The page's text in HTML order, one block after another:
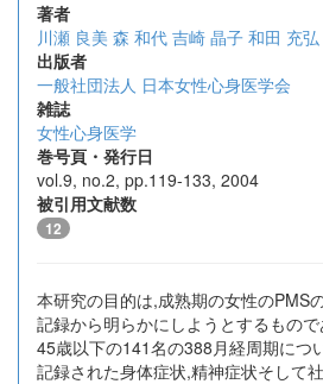
著者
川瀬 良美 森 和代 吉崎 晶子 和田 充弘
出版者
一般社団法人 日本女性心身医学会
雑誌
女性心身医学
巻号頁・発行日
vol.9, no.2, pp.119-133, 2004
被引用文献数
12
本研究の目的は,成熟期の女性のPMS
記録から明らかにしようとするもの
45歳以下の141名の388月経周期につ
記録された身体症状,精神症状そして